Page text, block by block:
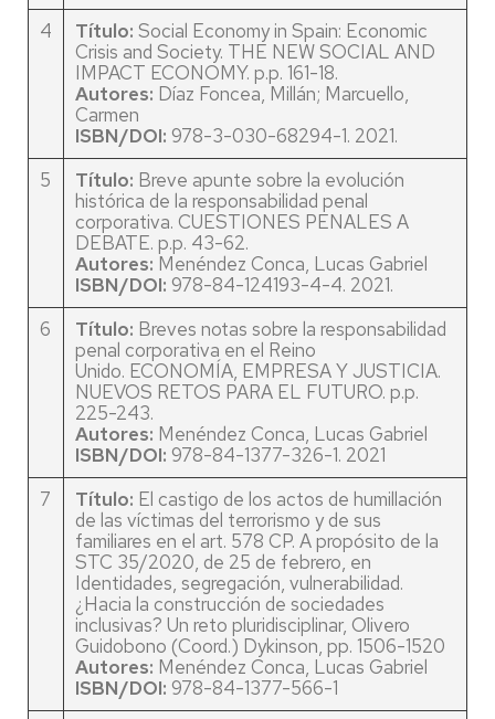
4
Título: Social Economy in Spain: Economic
Crisis and Society. THE NEW SOCIAL AND
IMPACT ECONOMY. p.p. 161-18​​​​​​​.
Autores: Díaz Foncea, Millán; Marcuello,
Carmen ​​​​​​​
ISBN/DOI: 978-3-030-68294-1. 2021.
5
Título: Breve apunte sobre la evolución
histórica de la responsabilidad penal
corporativa. CUESTIONES PENALES A
DEBATE. p.p. 43-62​​​​​​​.
Autores: Menéndez Conca, Lucas Gabriel ​​​​​​​
ISBN/DOI: 978-84-124193-4-4. 2021.
6
Título: Breves notas sobre la responsabilidad
penal corporativa en el Reino
Unido. ECONOMÍA, EMPRESA Y JUSTICIA.
NUEVOS RETOS PARA EL FUTURO. p.p.
225-243​​​​​​​.
Autores: Menéndez Conca, Lucas Gabriel ​​​​​​​
ISBN/DOI: 978-84-1377-326-1. 2021
7
Título: El castigo de los actos de humillación
de las víctimas del terrorismo y de sus
familiares en el art. 578 CP. A propósito de la
STC 35/2020, de 25 de febrero, en
Identidades, segregación, vulnerabilidad.
¿Hacia la construcción de sociedades
inclusivas? Un reto pluridisciplinar, Olivero
Guidobono (Coord.) Dykinson, pp. 1506-1520
Autores: Menéndez Conca, Lucas Gabriel ​​​​​​​
ISBN/DOI: 978-84-1377-566-1